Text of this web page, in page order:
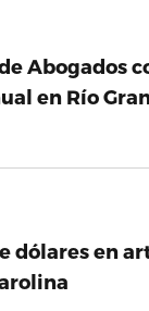
Abogados
en Río
dólares en